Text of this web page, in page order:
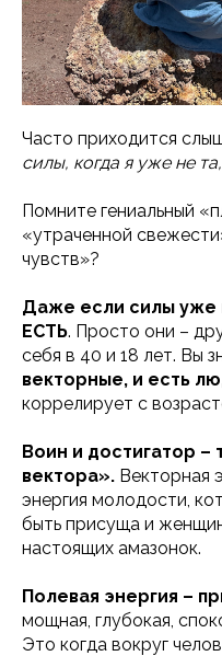
Часто приходится
силы, когда я уже не
Помните гениальный
«утраченной
чувств»?
Даже если силы уже
ЕСТЬ. Просто они –
себя в 40 и 18 лет. Вы
векторные, и есть
коррелирует с
Воин и достигатор –
вектора». Векторная
энергия молодости,
быть присуща и
настоящих амазонок.
Полевая энергия –
мощная, глубокая,
Это когда вокруг